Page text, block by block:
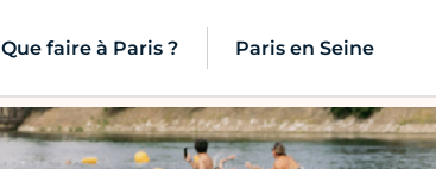
Que faire à Paris ? Paris en Seine